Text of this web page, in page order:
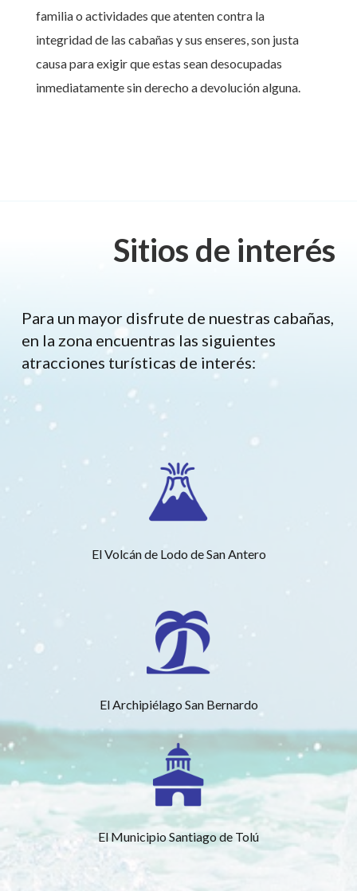
familia o actividades que atenten contra la
integridad de las cabañas y sus enseres, son justa
causa para exigir que estas sean desocupadas
inmediatamente sin derecho a devolución alguna.
Sitios de interés
Para un mayor disfrute de nuestras cabañas,
en la zona encuentras las siguientes
atracciones turísticas de interés:
El Volcán de Lodo de San Antero
El Archipiélago San Bernardo
El Municipio Santiago de Tolú